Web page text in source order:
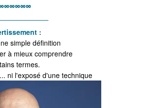
:
simple définition
à mieux comprendre
termes.
ni l'exposé d'une technique